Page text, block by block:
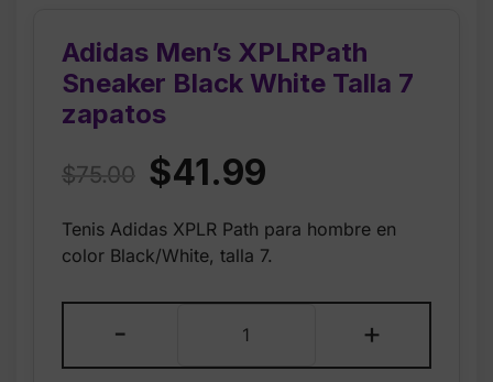
Adidas Men’s XPLRPath
Sneaker Black White Talla 7
zapatos
$75.00 Original
was:
$41.99
is:
Tenis Adidas XPLR Path para hombre en
color Black/White, talla 7.
-
Men’s
XPLRPath
+